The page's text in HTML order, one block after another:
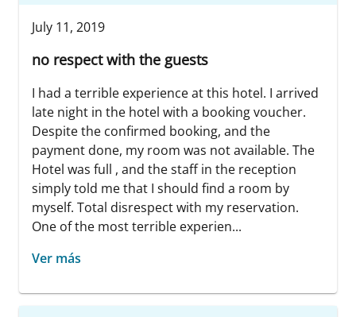
July 11, 2019
no respect with the guests
I had a terrible experience at this hotel. I arrived
late night in the hotel with a booking voucher.
Despite the confirmed booking, and the
payment done, my room was not available. The
Hotel was full , and the staff in the reception
simply told me that I should find a room by
myself. Total disrespect with my reservation.
One of the most terrible experien...
Ver más